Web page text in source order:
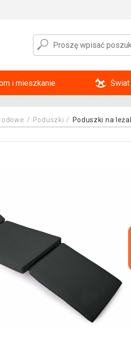
i mieszkanie
Poduszki Poduszki na